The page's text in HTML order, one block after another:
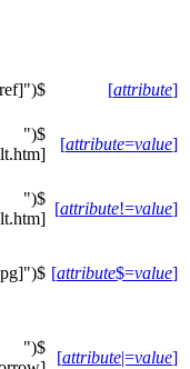
[
attribute
]
$("[href]")
[
attribute=value
]
$("
[href='default.htm']")
[
attribute!=value
]
$("
[href!='default.htm']")
[
attribute$=value
]
$("[href$='.jpg']")
[
attribute|=value
]
$("